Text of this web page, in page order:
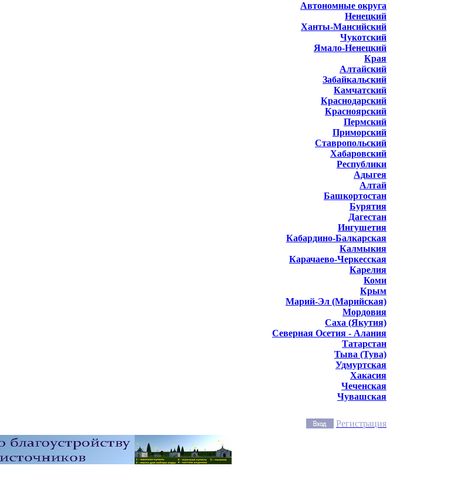
Автономные округа
Ненецкий
Ханты-Мансийский
Чукотский
Ямало-Ненецкий
Края
Алтайский
Забайкальский
Камчатский
Краснодарский
Красноярский
Пермский
Приморский
Ставропольский
Хабаровский
Республики
Адыгея
Алтай
Башкортостан
Бурятия
Дагестан
Ингушетия
Кабардино-Балкарская
Калмыкия
Карачаево-Черкесская
Карелия
Коми
Крым
Марий-Эл (Марийская)
Мордовия
Саха (Якутия)
Северная Осетия - Алания
Татарстан
Тыва (Тува)
Удмуртская
Хакасия
Чеченская
Чувашская
Регистрация